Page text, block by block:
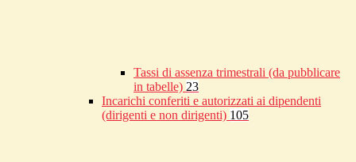
Tassi di assenza trimestrali (da pubblicare
in tabelle) 23
Incarichi conferiti e autorizzati ai dipendenti
(dirigenti e non dirigenti) 105